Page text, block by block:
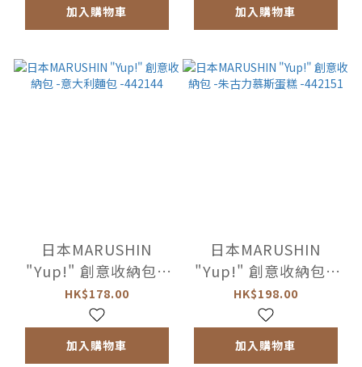
加入購物車 加入購物車
日本MARUSHIN
"Yup!" 創意收納包 -
意大利麵包 -442144
HK$178.00
加入購物車
日本MARUSHIN
"Yup!" 創意收納包 -
朱古力慕斯蛋糕
-442151
HK$198.00
加入購物車